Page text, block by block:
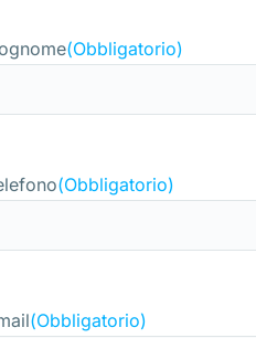
(Obbligatorio)
(Obbligatorio)
(Obbligatorio)